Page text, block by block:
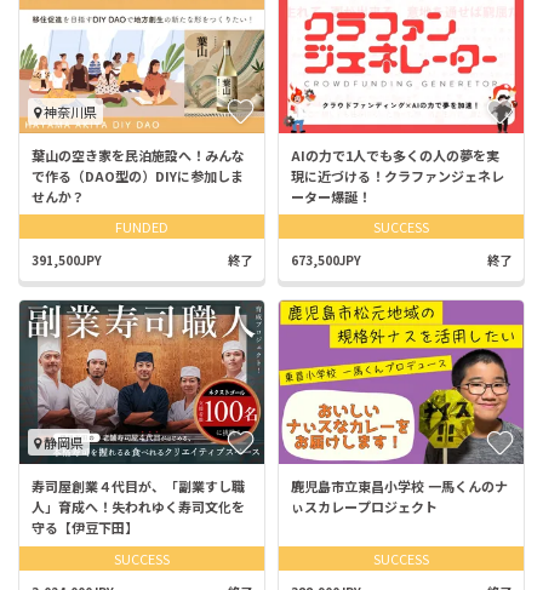
神奈川県
葉山の空き家を民泊施設へ！みんな
で作る（DAO型の）DIYに参加しま
せんか？
FUNDED
391,500JPY 終了
AIの力で1人でも多くの人の夢を実
現に近づける！クラファンジェネレ
ーター爆誕！
SUCCESS
673,500JPY 終了
静岡県
寿司屋創業４代目が、「副業すし職
人」育成へ！失われゆく寿司文化を
守る【伊豆下田】
SUCCESS
鹿児島市立東昌小学校 一馬くんのナ
ぃスカレープロジェクト
SUCCESS